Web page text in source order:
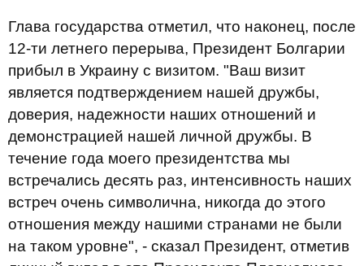
Глава государства отметил, что наконец, после
12-ти летнего перерыва, Президент Болгарии
прибыл в Украину с визитом. "Ваш визит
является подтверждением нашей дружбы,
доверия, надежности наших отношений и
демонстрацией нашей личной дружбы. В
течение года моего президентства мы
встречались десять раз, интенсивность наших
встреч очень символична, никогда до этого
отношения между нашими странами не были
на таком уровне", - сказал Президент, отметив